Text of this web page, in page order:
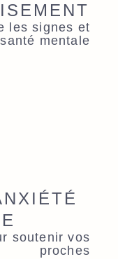
les signes et
mentale
soutenir vos
proches